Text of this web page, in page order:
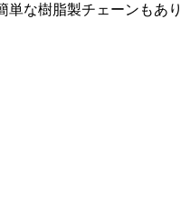
単な樹脂製チェーンもあり